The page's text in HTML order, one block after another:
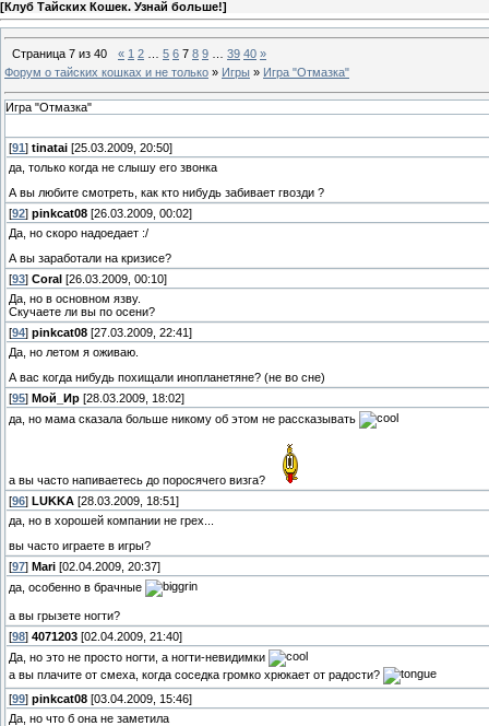
[Клуб Тайских Кошек. Узнай больше!]
Страница 7 из 40 « 1 2 5 6 7 8 9 39 40 »
Форум о тайских кошках и не только » Игры » Игра "Отмазка"
Игра "Отмазка"
[91] tinatai [25.03.2009, 20:50]
да, только когда не слышу его звонка
А вы любите смотреть, как кто нибудь забивает гвозди ?
[92] pinkcat08 [26.03.2009, 00:02]
Да, но скоро надоедает :/
А вы заработали на кризисе?
[93] Coral [26.03.2009, 00:10]
Да, но в основном язву.
Скучаете ли вы по осени?
[94] pinkcat08 [27.03.2009, 22:41]
Да, но летом я оживаю.
А вас когда нибудь похищали инопланетяне? (не во сне)
[95] Мой_Ир [28.03.2009, 18:02]
да, но мама сказала больше никому об этом не рассказывать
а вы часто напиваетесь до поросячего визга?
[96] LUKKA [28.03.2009, 18:51]
да, но в хорошей компании не грех...
вы часто играете в игры?
[97] Mari [02.04.2009, 20:37]
да, особенно в брачные
а вы грызете ногти?
[98] 4071203 [02.04.2009, 21:40]
Да, но это не просто ногти, а ногти-невидимки
а вы плачите от смеха, когда соседка громко хрюкает от радости?
[99] pinkcat08 [03.04.2009, 15:46]
Да, но что б она не заметила